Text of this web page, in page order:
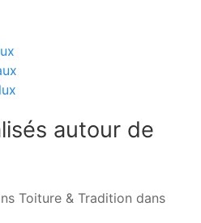
autour de
Toiture & Tradition dans